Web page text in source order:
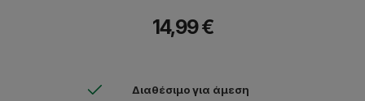
14,99 €
Διαθέσιμο για άμεση